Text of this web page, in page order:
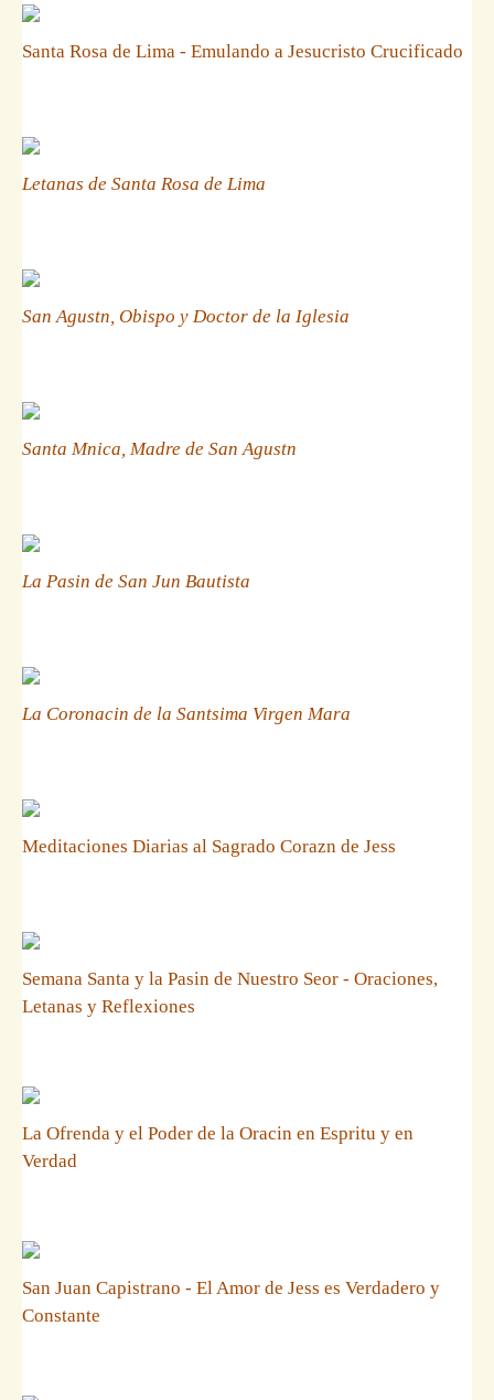
Santa Rosa de Lima - Emulando a Jesucristo Crucificado
Letanas de Santa Rosa de Lima
San Agustn, Obispo y Doctor de la Iglesia
Santa Mnica, Madre de San Agustn
La Pasin de San Jun Bautista
La Coronacin de la Santsima Virgen Mara
Meditaciones Diarias al Sagrado Corazn de Jess
Semana Santa y la Pasin de Nuestro Seor - Oraciones,
Letanas y Reflexiones
La Ofrenda y el Poder de la Oracin en Espritu y en
Verdad
San Juan Capistrano - El Amor de Jess es Verdadero y
Constante